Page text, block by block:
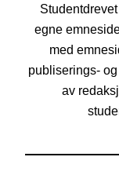
egne
med
publiserings-
av